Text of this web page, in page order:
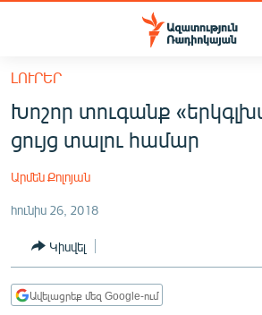
Մատչելիության
հիմնական
բովանդակությանը
հիմնական
մենյուին
ՀԱՅԱՍՏԱՆ
ՔԱՂԱՔԱԿԱՆ
ԸՆՏՐՈՒԹՅՈՒՆՆԵՐ 2026
ԻՐԱՎՈՒՆՔ
ՀԱՍԱՐԱԿՈՒԹՅՈՒՆ
ՏՆՏԵՍՈՒԹՅՈՒՆ
ԼՈՒՐԵՐ
Խոշոր տուգանք
ցույց տալու համար
Արմեն Քոլոյան
հունիս 26, 2018
Կիսվել
Ավելացրեք մեզ Google-ում